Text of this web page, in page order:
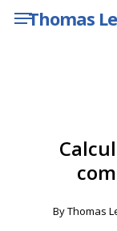
Skip Thomas
Menu
ByThomas